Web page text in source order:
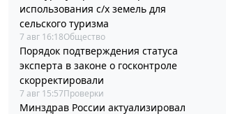
использования с/х земель для
сельского туризма
7 авг 16:18Общество
Порядок подтверждения статуса
эксперта в законе о госконтроле
скорректировали
7 авг 15:57Проверки
Минздрав России актуализировал